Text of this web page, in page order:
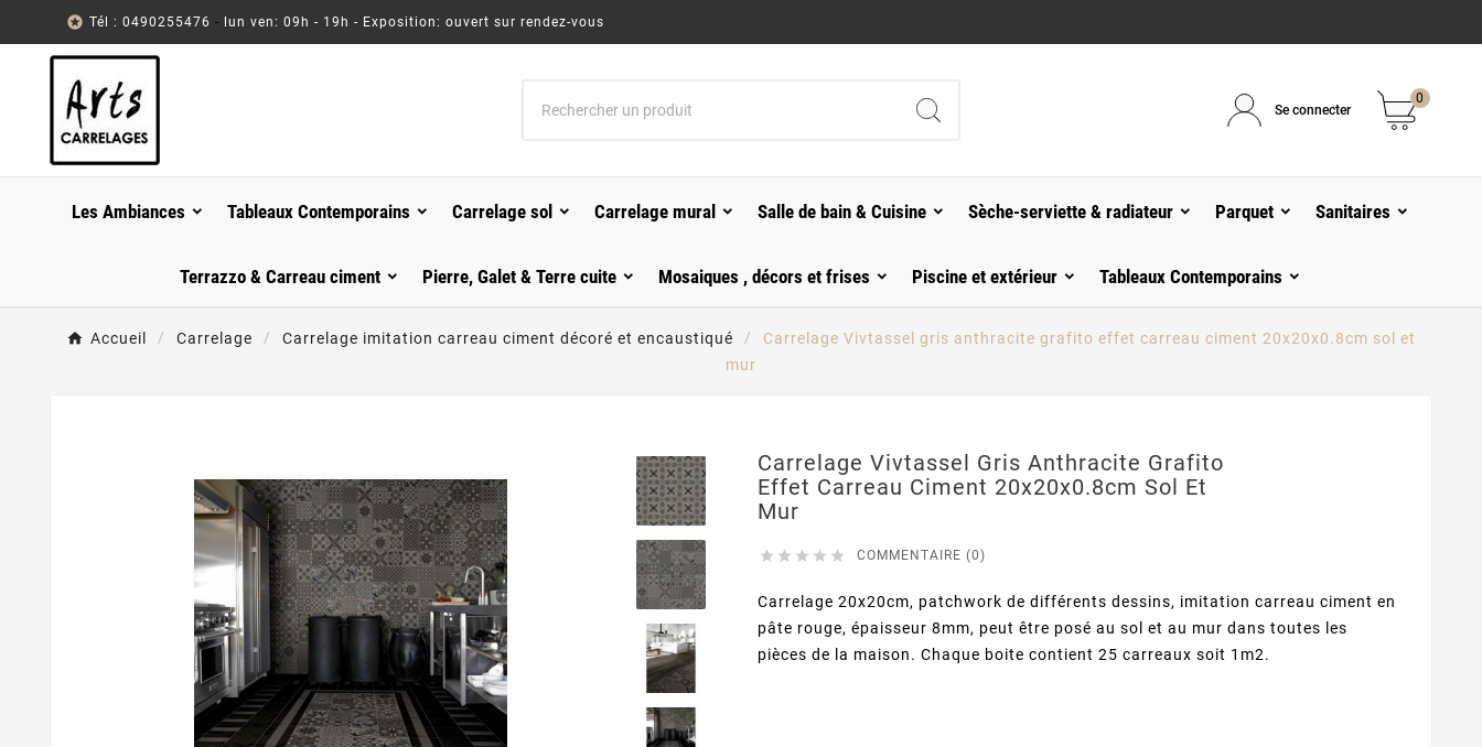
 Tél : 0490255476 - lun ven: 09h - 19h - Exposition: ouvert sur rendez-vous
Se connecter
0
Les Ambiances Tableaux Contemporains Carrelage sol Carrelage mural Salle de bain & Cuisine Sèche-serviette & radiateur Parquet Sanitaires
Terrazzo & Carreau ciment Pierre, Galet & Terre cuite Mosaiques , décors et frises Piscine et extérieur Tableaux Contemporains
Accueil Carrelage Carrelage imitation carreau ciment décoré et encaustiqué
Carrelage Vivtassel gris anthracite grafito effet carreau ciment 20x20x0.8cm sol et
mur
Carrelage Vivtassel Gris Anthracite Grafito
Effet Carreau Ciment 20x20x0.8cm Sol Et
Mur
     COMMENTAIRE (0)
Carrelage 20x20cm, patchwork de différents dessins, imitation carreau ciment en
pâte rouge, épaisseur 8mm, peut être posé au sol et au mur dans toutes les
pièces de la maison. Chaque boite contient 25 carreaux soit 1m2.